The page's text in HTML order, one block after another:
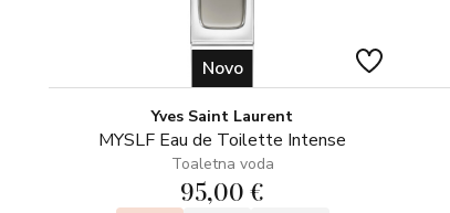
Novo
Yves Saint Laurent
MYSLF Eau de Toilette Intense
Toaletna voda
95,00 €